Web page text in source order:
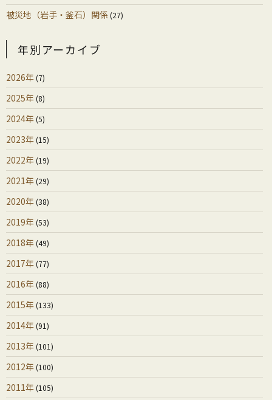
被災地（岩手・釜石）関係(27)
年別アーカイブ
2026年(7)
2025年(8)
2024年(5)
2023年(15)
2022年(19)
2021年(29)
2020年(38)
2019年(53)
2018年(49)
2017年(77)
2016年(88)
2015年(133)
2014年(91)
2013年(101)
2012年(100)
2011年(105)